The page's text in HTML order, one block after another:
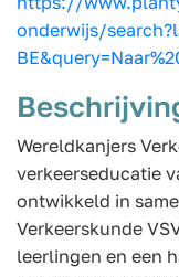
onderwijs/
Wereldkanjers
verkeerseducatie
ontwikkeld in
Verkeerskunde
leerlingen en een